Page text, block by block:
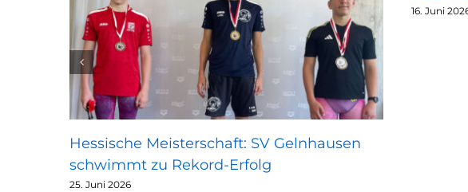
Hessische Meisterschaft: SV Gelnhausen
schwimmt zu Rekord-Erfolg
25. Juni 2026
16. Juni